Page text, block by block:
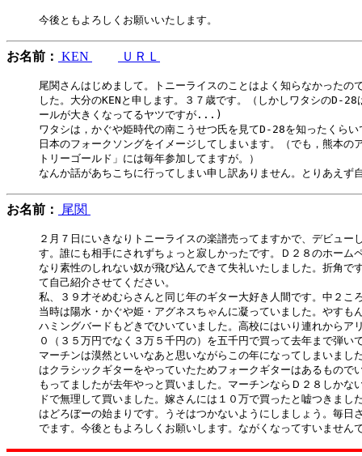
お名前： KEN ＵＲＬ
尾関さんはじめまして。トニーライスのことはよく知らなかったの
した。大分のKENと申します。３７歳です。（しかしワタシのD-
ールが大きくなってるヤツですが...)
ワタシは，かぐや姫時代の南こうせつ氏を見てD-28を知ったくら
日本のフォークソングをイメージしてしまいます。（でも，熊本の
トリーゴールド」には毎年参加してますが。）
お名前： 尾関
２月７日にいきなりトニーライスの楽譜売ってますかで、デビュー
す。誰にも相手にされずちょっと寂しかったです。Ｄ２８のホーム
なり素性のしれない奴が飛び込んできて失礼いたしました。折角で
て自己紹介させてください。
私、３９才そめむらさんと同じ年のギター大好き人間です。中２こ
当時は陽水・かぐや姫・アグネスちゃんに凝っていました。やすも
ハミングバードもどきでひいていました。高校にはいり連れからア
０（３５万円でなく３万５千円の）を五千円で買って去年まで弾い
マーチンは漠然といいなあと思いながらこの年になってしまいまし
はクラシックギターをやっていたためフォークギターはあるもので
もってましたが去年やっと買いました。マーチンならＤ２８しかな
ドで無理して買いました。嫁さんには１０万で買ったと嘘つきまし
はどろぼーの始まりです。うそはつかないようにしましょう。毎日